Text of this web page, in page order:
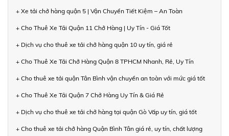
+ Xe tải chở hàng quận 5 | Vận Chuyển Tiết Kiệm – An Toàn
+ Cho Thuê Xe Tải Quận 11 Chở Hàng | Uy Tín - Giá Tốt
+ Dịch vụ cho thuê xe tải chở hàng quận 10 uy tín, giá rẻ
+ Cho Thuê Xe Tải Chở Hàng Quận 8 TPHCM Nhanh, Rẻ, Uy Tín
+ Cho thuê xe tải quận Tân Bình vận chuyển an toàn với mức giá tốt
+ Cho Thuê Xe Tải Quận 7 Chở Hàng Uy Tín & Giá Rẻ
+ Dịch vụ cho thuê xe tải chở hàng tại quận Gò Vấp uy tín, giá tốt
+ Cho thuê xe tải chở hàng Quận Bình Tân giá rẻ, uy tín, chất lượng